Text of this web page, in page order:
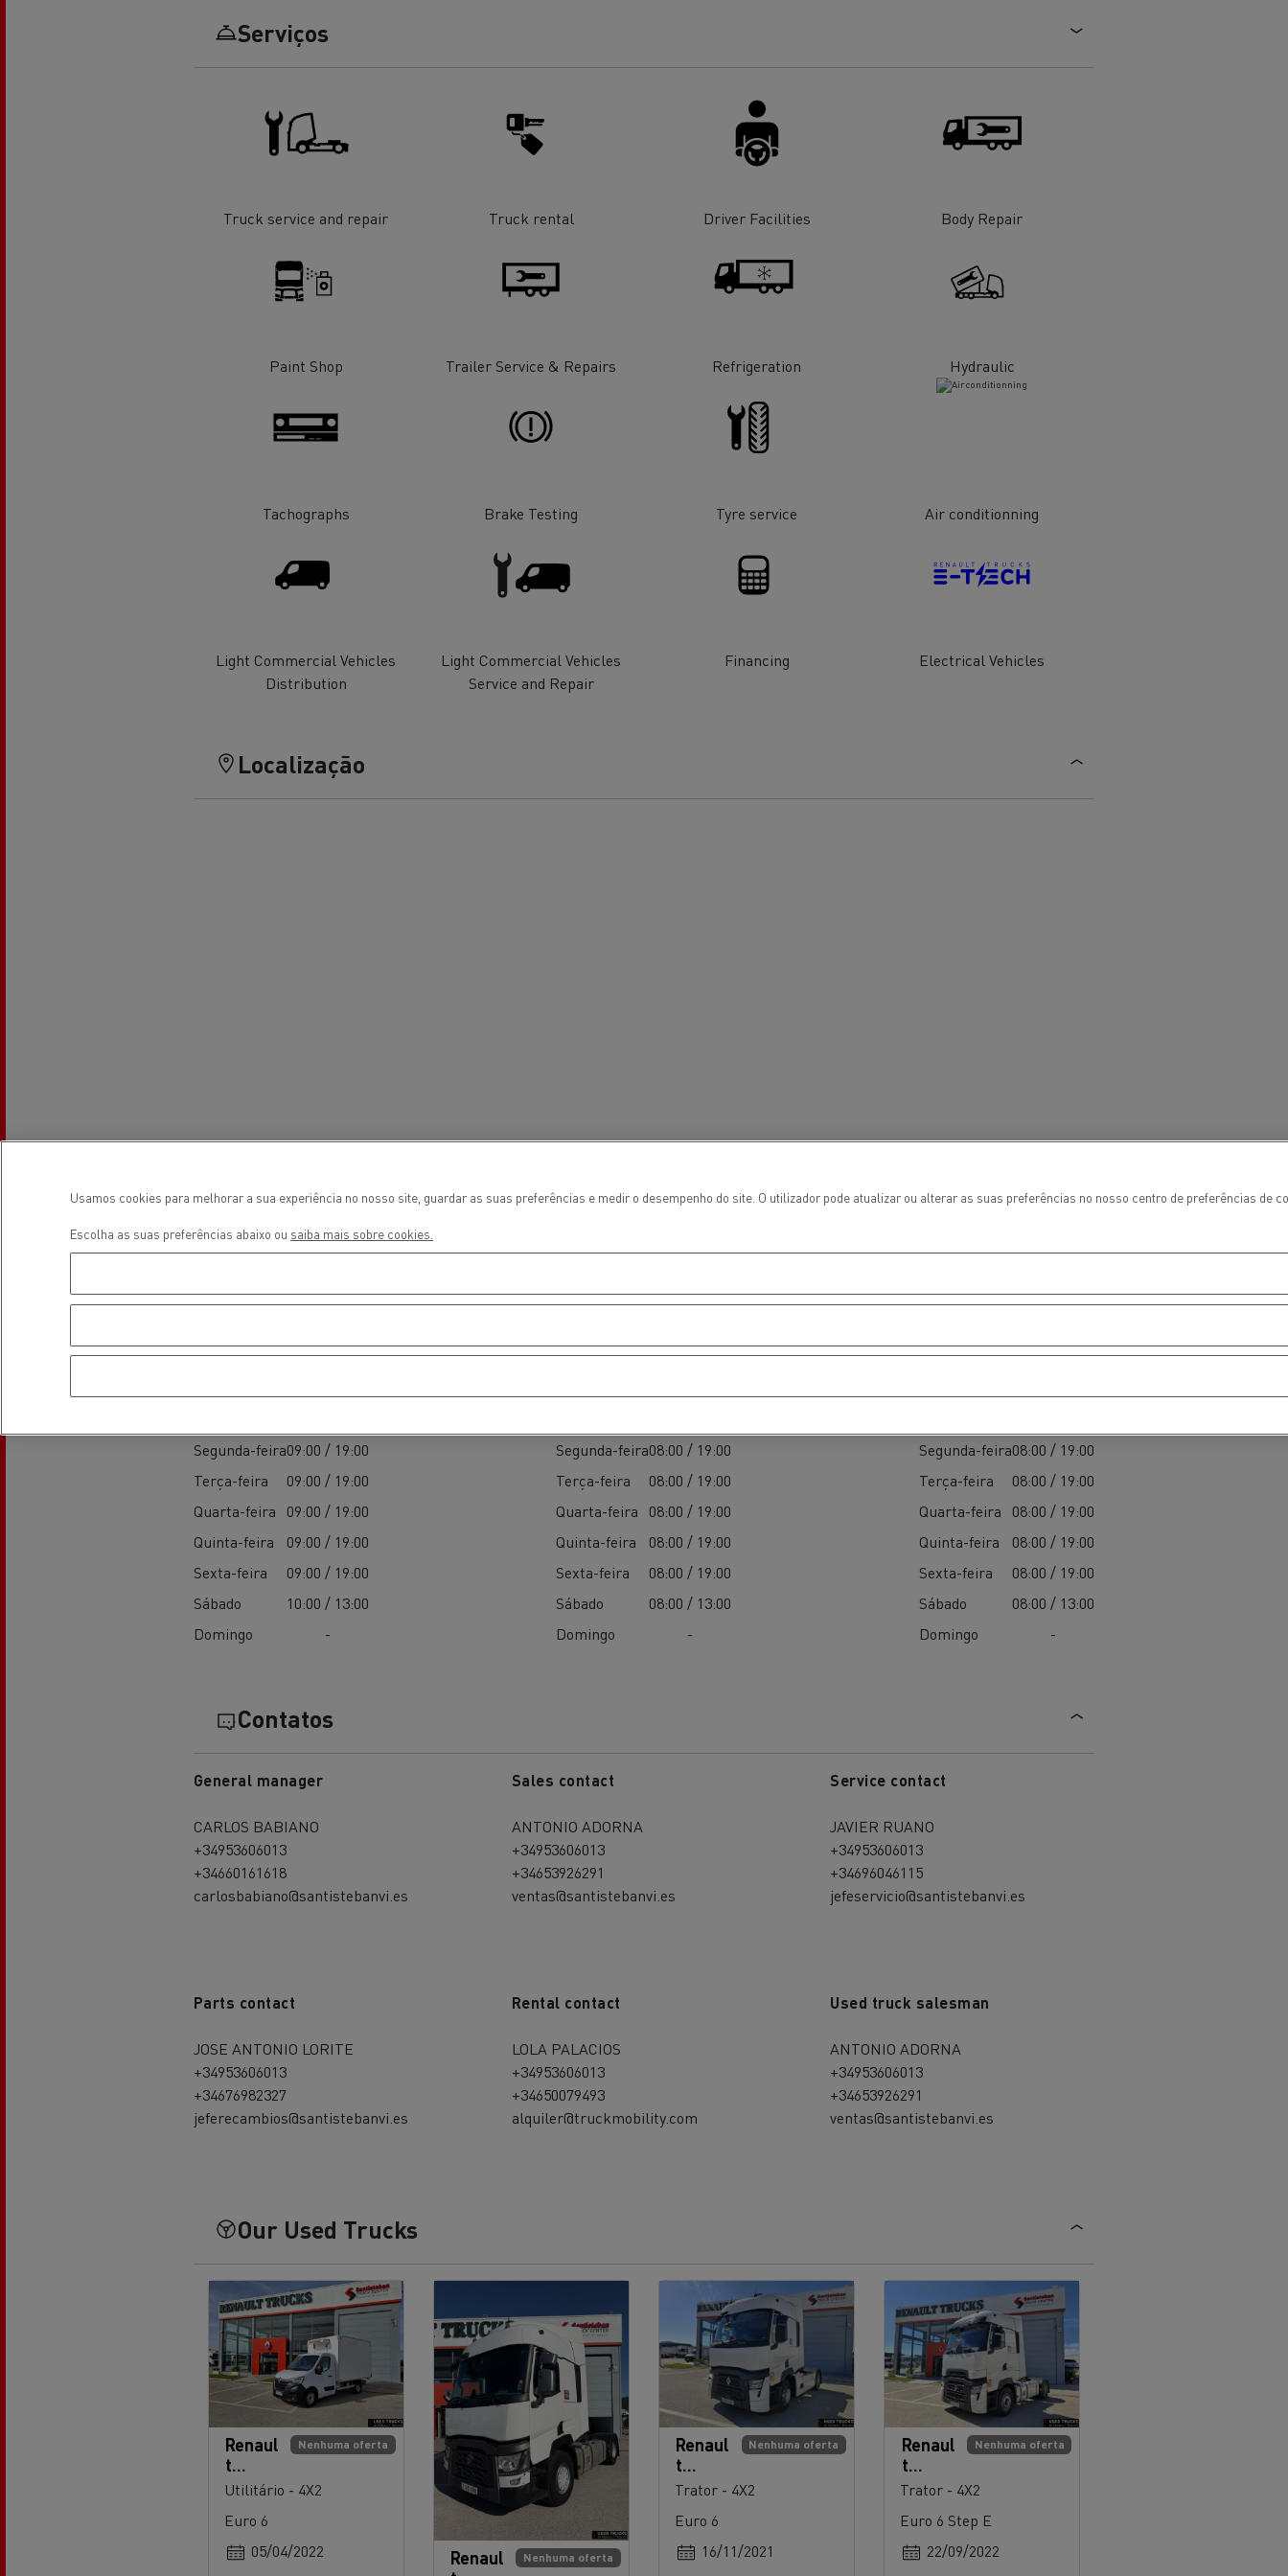
website Used Trucks By Renault
Serviços de emergência e
Recolha de resíduos
Garantias do fabricante Renault
estruturas de carregamento para
os seus camiões eléctricos
Serviços
Truck service and repair Truck rental Driver Facilities Body Repair
Paint Shop Trailer Service & Repairs Refrigeration Hydraulic
Tachographs Brake Testing Tyre service Air conditionning
Light Commercial Vehicles
Distribution
Light Commercial Vehicles
Service and Repair
Financing Electrical Vehicles
Localização
Vendas
Segunda-feira09:00 / 19:00
Terça-feira
09:00 / 19:00
Quarta-feira
09:00 / 19:00
Quinta-feira
09:00 / 19:00
Sexta-feira
09:00 / 19:00
Sábado
10:00 / 13:00
Domingo
-
Serviço
Segunda-feira08:00 / 19:00
Terça-feira
08:00 / 19:00
Quarta-feira
08:00 / 19:00
Quinta-feira
08:00 / 19:00
Sexta-feira
08:00 / 19:00
Sábado
08:00 / 13:00
Domingo
-
Partes
Segunda-feira08:00 / 19:00
Terça-feira
08:00 / 19:00
Quarta-feira
08:00 / 19:00
Quinta-feira
08:00 / 19:00
Sexta-feira
08:00 / 19:00
Sábado
08:00 / 13:00
Domingo
-
Contatos
General manager
CARLOS BABIANO
+34953606013
+34660161618
carlosbabiano@santistebanvi.es
Sales contact
ANTONIO ADORNA
+34953606013
+34653926291
ventas@santistebanvi.es
Service contact
JAVIER RUANO
+34953606013
+34696046115
jefeservicio@santistebanvi.es
Parts contact
JOSE ANTONIO LORITE
+34953606013
+34676982327
jeferecambios@santistebanvi.es
Rental contact
LOLA PALACIOS
+34953606013
+34650079493
alquiler@truckmobility.com
Used truck salesman
ANTONIO ADORNA
+34953606013
+34653926291
ventas@santistebanvi.es
Our Used Trucks
Nenhuma oferta
Renaul
t
Trucks
145
Utilitário - 4X2
Euro 6
05/04/2022
Nenhuma oferta
Renaul
Nenhuma oferta
Renaul
t
Trucks
Trator - 4X2
Euro 6
16/11/2021
Nenhuma oferta
Renaul
t
Trucks
520
Trator - 4X2
Euro 6 Step E
22/09/2022
Usamos cookies para melhorar a sua experiência no nosso site, guardar as suas preferências e medir o desempenho do site. O utilizador pode atualizar ou alterar as suas preferências no nosso centro de preferências de
Escolha as suas preferências abaixo ou saiba mais sobre cookies.